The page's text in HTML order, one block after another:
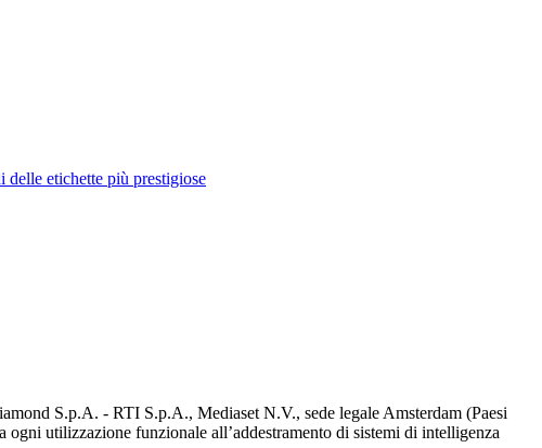
delle etichette più prestigiose
S.p.A. - RTI S.p.A., Mediaset N.V., sede legale Amsterdam (Paesi
utilizzazione funzionale all’addestramento di sistemi di intelligenza